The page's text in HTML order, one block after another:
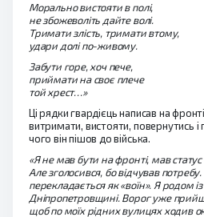
Морально вистояти в полі,
не збожеволіть дайте волі.
Тримати злість, тримати втому,
удари долі по-живому.
Забути горе, хоч пече,
приймати на своє плече
той хрест…»
Ці рядки гвардієць написав на
витримати, вистояти, повернутись
чого він пішов до війська.
«Я не мав бути на фронті, мав
Але зголосився, бо відчував
перекладається як «воїн». Я родом
Дніпропетровщині. Ворог уже
щоб по моїх рідних вулицях ходив